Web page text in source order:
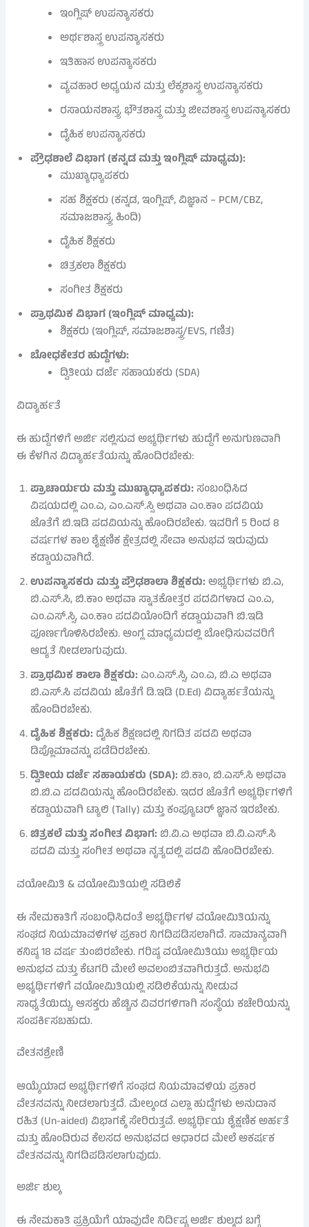
ಇಂಗ್ಲಿಷ್ ಉಪನ್ಯಾಸಕರು
ಅರ್ಥಶಾಸ್ತ್ರ ಉಪನ್ಯಾಸಕರು
ಇತಿಹಾಸ ಉಪನ್ಯಾಸಕರು
ವ್ಯವಹಾರ ಅಧ್ಯಯನ ಮತ್ತು ಲೆಕ್ಕಶಾಸ್ತ್ರ ಉಪನ್ಯಾಸಕರು
ರಸಾಯನಶಾಸ್ತ್ರ, ಭೌತಶಾಸ್ತ್ರ ಮತ್ತು ಜೀವಶಾಸ್ತ್ರ ಉಪನ್ಯಾಸಕರು
ದೈಹಿಕ ಉಪನ್ಯಾಸಕರು
ಪ್ರೌಢಶಾಲೆ ವಿಭಾಗ (ಕನ್ನಡ ಮತ್ತು ಇಂಗ್ಲಿಷ್ ಮಾಧ್ಯಮ):
ಮುಖ್ಯಾಧ್ಯಾಪಕರು
ಸಹ ಶಿಕ್ಷಕರು (ಕನ್ನಡ, ಇಂಗ್ಲಿಷ್, ವಿಜ್ಞಾನ – PCM/CBZ,
ಸಮಾಜಶಾಸ್ತ್ರ, ಹಿಂದಿ)
ದೈಹಿಕ ಶಿಕ್ಷಕರು
ಚಿತ್ರಕಲಾ ಶಿಕ್ಷಕರು
ಸಂಗೀತ ಶಿಕ್ಷಕರು
ಪ್ರಾಥಮಿಕ ವಿಭಾಗ (ಇಂಗ್ಲಿಷ್ ಮಾಧ್ಯಮ):
ಶಿಕ್ಷಕರು (ಇಂಗ್ಲಿಷ್, ಸಮಾಜಶಾಸ್ತ್ರ/EVS, ಗಣಿತ)
ಬೋಧಕೇತರ ಹುದ್ದೆಗಳು:
ದ್ವಿತೀಯ ದರ್ಜೆ ಸಹಾಯಕರು (SDA)
ವಿದ್ಯಾರ್ಹತೆ
ಈ ಹುದ್ದೆಗಳಿಗೆ ಅರ್ಜಿ ಸಲ್ಲಿಸುವ ಅಭ್ಯರ್ಥಿಗಳು ಹುದ್ದೆಗೆ ಅನುಗುಣವಾಗಿ
ಈ ಕೆಳಗಿನ ವಿದ್ಯಾರ್ಹತೆಯನ್ನು ಹೊಂದಿರಬೇಕು:
ಪ್ರಾಚಾರ್ಯರು ಮತ್ತು ಮುಖ್ಯಾಧ್ಯಾಪಕರು:ಸಂಬಂಧಿಸಿದ
ವಿಷಯದಲ್ಲಿ ಎಂ.ಎ, ಎಂ.ಎಸ್.ಸ್ಸಿ ಅಥವಾ ಎಂ.ಕಾಂ ಪದವಿಯ
ಜೊತೆಗೆ ಬಿ.ಇಡಿ ಪದವಿಯನ್ನು ಹೊಂದಿರಬೇಕು. ಇವರಿಗೆ 5 ರಿಂದ 8
ವರ್ಷಗಳ ಕಾಲ ಶೈಕ್ಷಣಿಕ ಕ್ಷೇತ್ರದಲ್ಲಿ ಸೇವಾ ಅನುಭವ ಇರುವುದು
ಕಡ್ಡಾಯವಾಗಿದೆ.
ಉಪನ್ಯಾಸಕರು ಮತ್ತು ಪ್ರೌಢಶಾಲಾ ಶಿಕ್ಷಕರು:ಅಭ್ಯರ್ಥಿಗಳು ಬಿ.ಎ,
ಬಿ.ಎಸ್.ಸಿ, ಬಿ.ಕಾಂ ಅಥವಾ ಸ್ನಾತಕೋತ್ತರ ಪದವಿಗಳಾದ ಎಂ.ಎ,
ಎಂ.ಎಸ್.ಸ್ಸಿ, ಎಂ.ಕಾಂ ಪದವಿಯೊಂದಿಗೆ ಕಡ್ಡಾಯವಾಗಿ ಬಿ.ಇಡಿ
ಪೂರ್ಣಗೊಳಿಸಿರಬೇಕು. ಆಂಗ್ಲ ಮಾಧ್ಯಮದಲ್ಲಿ ಬೋಧಿಸುವವರಿಗೆ
ಆದ್ಯತೆ ನೀಡಲಾಗುವುದು.
ಪ್ರಾಥಮಿಕ ಶಾಲಾ ಶಿಕ್ಷಕರು:ಎಂ.ಎಸ್.ಸ್ಸಿ, ಎಂ.ಎ, ಬಿ.ಎ ಅಥವಾ
ಬಿ.ಎಸ್.ಸಿ ಪದವಿಯ ಜೊತೆಗೆ ಡಿ.ಇಡಿ (D.Ed) ವಿದ್ಯಾರ್ಹತೆಯನ್ನು
ಹೊಂದಿರಬೇಕು.
ದೈಹಿಕ ಶಿಕ್ಷಕರು: ದೈಹಿಕ ಶಿಕ್ಷಣದಲ್ಲಿ ನಿಗದಿತ ಪದವಿ ಅಥವಾ
ಡಿಪ್ಲೊಮಾವನ್ನು ಪಡೆದಿರಬೇಕು.
ದ್ವಿತೀಯ ದರ್ಜೆ ಸಹಾಯಕರು (SDA):ಬಿ.ಕಾಂ, ಬಿ.ಎಸ್.ಸಿ ಅಥವಾ
ಬಿ.ಬಿ.ಎ ಪದವಿಯನ್ನು ಹೊಂದಿರಬೇಕು. ಇದರ ಜೊತೆಗೆ ಅಭ್ಯರ್ಥಿಗಳಿಗೆ
ಕಡ್ಡಾಯವಾಗಿ ಟ್ಯಾಲಿ (Tally) ಮತ್ತು ಕಂಪ್ಯೂಟರ್ ಜ್ಞಾನ ಇರಬೇಕು.
ಚಿತ್ರಕಲೆ ಮತ್ತು ಸಂಗೀತ ವಿಭಾಗ:ಬಿ.ವಿ.ಎ ಅಥವಾ ಬಿ.ವಿ.ಎಸ್.ಸಿ
ಪದವಿ ಮತ್ತು ಸಂಗೀತ ಅಥವಾ ನೃತ್ಯದಲ್ಲಿ ಪದವಿ ಹೊಂದಿರಬೇಕು.
ವಯೋಮಿತಿ & ವಯೋಮಿತಿಯಲ್ಲಿ ಸಡಿಲಿಕೆ
ಈ ನೇಮಕಾತಿಗೆ ಸಂಬಂಧಿಸಿದಂತೆ ಅಭ್ಯರ್ಥಿಗಳ ವಯೋಮಿತಿಯನ್ನು
ಸಂಘದ ನಿಯಮಾವಳಿಗಳ ಪ್ರಕಾರ ನಿಗದಿಪಡಿಸಲಾಗಿದೆ. ಸಾಮಾನ್ಯವಾಗಿ
ಕನಿಷ್ಠ 18 ವರ್ಷ ತುಂಬಿರಬೇಕು. ಗರಿಷ್ಠ ವಯೋಮಿತಿಯು ಅಭ್ಯರ್ಥಿಯ
ಅನುಭವ ಮತ್ತು ಕೆಟಗರಿ ಮೇಲೆ ಅವಲಂಬಿತವಾಗಿರುತ್ತದೆ. ಅನುಭವಿ
ಅಭ್ಯರ್ಥಿಗಳಿಗೆ ವಯೋಮಿತಿಯಲ್ಲಿ ಸಡಿಲಿಕೆಯನ್ನು ನೀಡುವ
ಸಾಧ್ಯತೆಯಿದ್ದು, ಆಸಕ್ತರು ಹೆಚ್ಚಿನ ವಿವರಗಳಿಗಾಗಿ ಸಂಸ್ಥೆಯ ಕಚೇರಿಯನ್ನು
ಸಂಪರ್ಕಿಸಬಹುದು.
ವೇತನಶ್ರೇಣಿ
ಆಯ್ಕೆಯಾದ ಅಭ್ಯರ್ಥಿಗಳಿಗೆ ಸಂಘದ ನಿಯಮಾವಳಿಯ ಪ್ರಕಾರ
ವೇತನವನ್ನು ನೀಡಲಾಗುತ್ತದೆ. ಮೇಲ್ಕಂಡ ಎಲ್ಲಾ ಹುದ್ದೆಗಳು ಅನುದಾನ
ರಹಿತ (Un-aided) ವಿಭಾಗಕ್ಕೆ ಸೇರಿರುತ್ತವೆ. ಅಭ್ಯರ್ಥಿಯ ಶೈಕ್ಷಣಿಕ ಅರ್ಹತೆ
ಮತ್ತು ಹೊಂದಿರುವ ಕೆಲಸದ ಅನುಭವದ ಆಧಾರದ ಮೇಲೆ ಆಕರ್ಷಕ
ವೇತನವನ್ನು ನಿಗದಿಪಡಿಸಲಾಗುವುದು.
ಅರ್ಜಿ ಶುಲ್ಕ
ಈ ನೇಮಕಾತಿ ಪ್ರಕ್ರಿಯೆಗೆ ಯಾವುದೇ ನಿರ್ದಿಷ್ಟ ಅರ್ಜಿ ಶುಲ್ಕದ ಬಗ್ಗೆ